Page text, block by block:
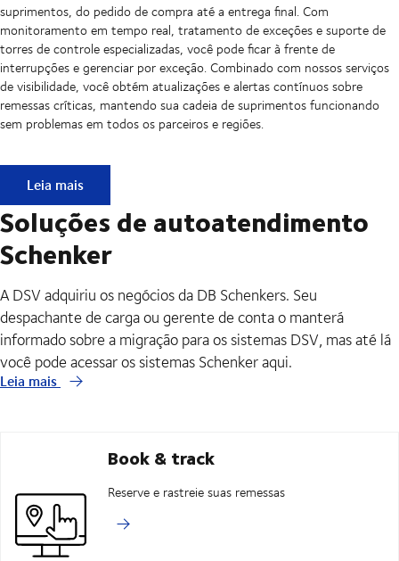
suprimentos, do pedido de compra até a entrega final. Com
monitoramento em tempo real, tratamento de exceções e suporte de
torres de controle especializadas, você pode ficar à frente de
interrupções e gerenciar por exceção. Combinado com nossos serviços
de visibilidade, você obtém atualizações e alertas contínuos sobre
remessas críticas, mantendo sua cadeia de suprimentos funcionando
sem problemas em todos os parceiros e regiões.
API e EDI - Troca de dados perfeita entre seus sistemas e a
Leia mais
Soluções de autoatendimento
Schenker
A DSV adquiriu os negócios da DB Schenkers. Seu
despachante de carga ou gerente de conta o manterá
informado sobre a migração para os sistemas DSV, mas até lá
você pode acessar os sistemas Schenker aqui.
Leia mais
Book & track
Reserve e rastreie suas remessas